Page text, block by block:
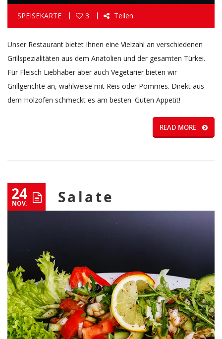
SPEISEKARTE 3 Teilen
Unser Restaurant bietet Ihnen eine Vielzahl an verschiedenen
Grillspezialitäten aus dem Anatolien und der gesamten Türkei.
Für Fleisch Liebhaber aber auch Vegetarier bieten wir
Grillgerichte an, wahlweise mit Reis oder Pommes. Direkt aus
dem Holzofen schmeckt es am besten. Guten Appetit!
READ MORE
24
NOV. Salate